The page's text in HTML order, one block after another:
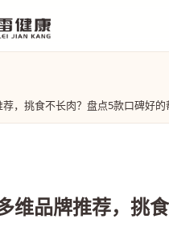
荐，挑食不长肉？盘点5款口碑好
维品牌推荐，挑